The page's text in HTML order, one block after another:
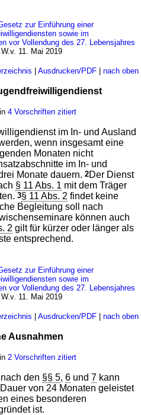
zur Einführung einer
sowie im
vor Vollendung des 27. Lebensjahres
11. Mai 2019
| Ausdrucken/PDF| nach oben
in4 Vorschriften zitiert
im In- und Ausland
wenn insgesamt eine
Monaten nicht
im In- und
Monate dauern.2Der Dienst
§ 11 Abs. 1 mit dem Träger
3§ 11 Abs. 2 findet keine
Begleitung soll nach
können auch
2 gilt für kürzer oder länger als
entsprechend.
zur Einführung einer
sowie im
vor Vollendung des 27. Lebensjahres
11. Mai 2019
| Ausdrucken/PDF| nach oben
Ausnahmen
2 Vorschriften zitiert
den §§ 5,6 und7 kann
von 24 Monaten geleistet
eines besonderen
ist.